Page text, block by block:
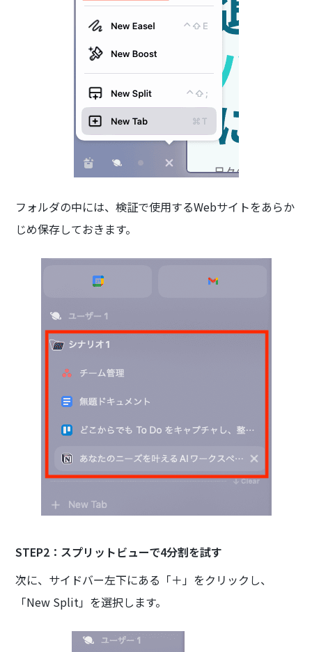
フォルダの中には、検証で使用するWebサイトをあらか
じめ保存しておきます。
STEP2：スプリットビューで4分割を試す
次に、サイドバー左下にある「＋」をクリックし、
「New Split」を選択します。